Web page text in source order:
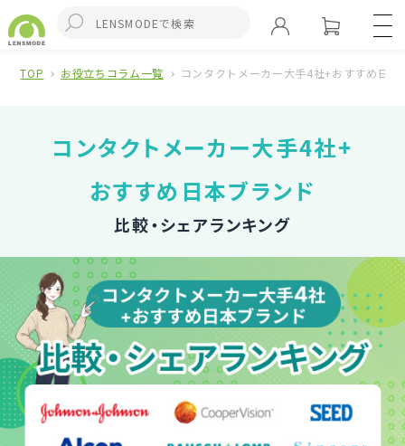
TOP お役立ちコラム一覧 コンタクトメーカー大手4社+おすすめ日
コンタクトメーカー大手4社+
おすすめ日本ブランド
比較・シェアランキング